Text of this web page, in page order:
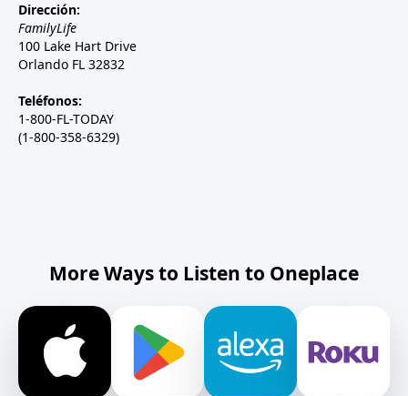
Dirección:
FamilyLife
100 Lake Hart Drive
Orlando FL 32832
Teléfonos:
1-800-FL-TODAY
(1-800-358-6329)
More Ways to Listen to Oneplace